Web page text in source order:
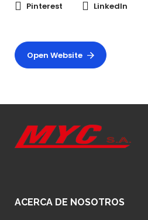
Pinterest LinkedIn
Open Website
ACERCA DE NOSOTROS